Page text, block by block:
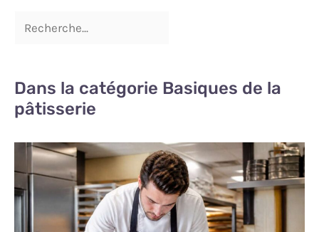
Dans la catégorie Basiques de la
pâtisserie